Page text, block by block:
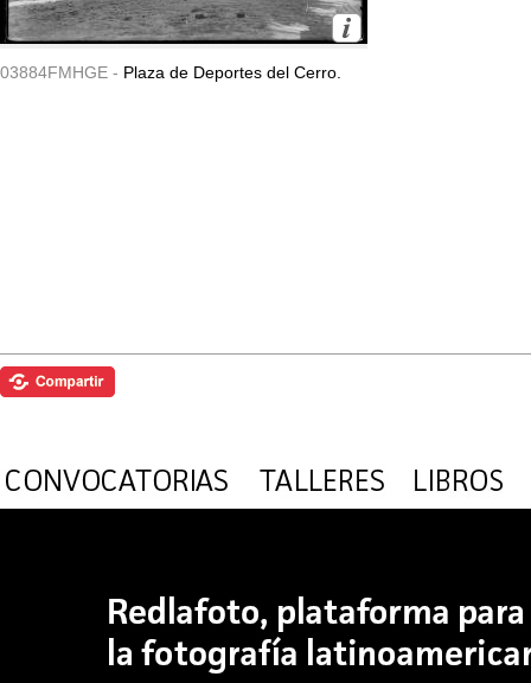
03884FMHGE - Plaza de Deportes del Cerro.